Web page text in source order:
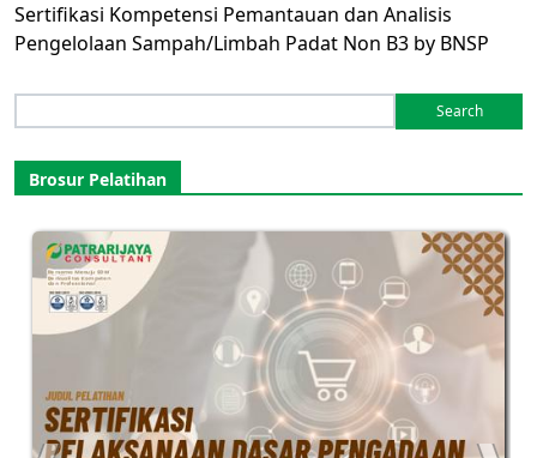
Sertifikasi Kompetensi Pemantauan dan Analisis
Pengelolaan Sampah/Limbah Padat Non B3 by BNSP
for:
Brosur Pelatihan